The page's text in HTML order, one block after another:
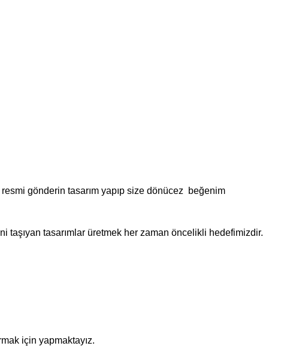
gönderin tasarım yapıp size dönücez beğenim
tasarımlar üretmek her zaman öncelikli hedefimizdir.
için yapmaktayız.